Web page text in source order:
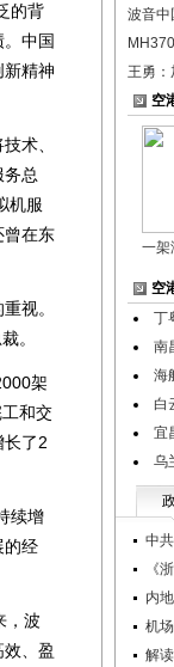
的背
中国
精神
术、
务总
机服
曾在东
视。
。
架
和交
长了2
续增
的经
，波
、盈
波音中
王勇
空
一架
空
丁
南
海
白
宜
乌
中
《
内
机
解